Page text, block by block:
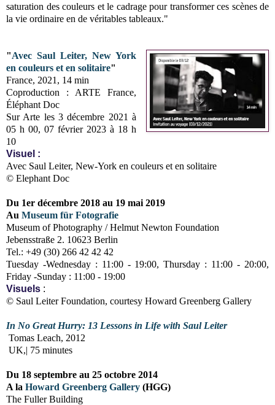
saturation des couleurs et le cadrage pour transformer ces scènes de
la vie ordinaire en de véritables tableaux."
"Avec Saul Leiter, New York
en couleurs et en solitaire"
France, 2021, 14 min
Coproduction : ARTE France,
Éléphant Doc
Sur Arte les 3 décembre 2021 à
05 h 00, 07 février 2023 à 18 h
10
Visuel :
Avec Saul Leiter, New-York en couleurs et en solitaire
© Elephant Doc
Du 1er décembre 2018 au 19 mai 2019
Au Museum für Fotografie
Museum of Photography / Helmut Newton Foundation
Jebensstraße 2. 10623 Berlin
Tel.: +49 (30) 266 42 42 42
Tuesday -Wednesday : 11:00 - 19:00, Thursday : 11:00 - 20:00,
Friday -Sunday : 11:00 - 19:00
Visuels :
© Saul Leiter Foundation, courtesy Howard Greenberg Gallery
In No Great Hurry: 13 Lessons in Life with Saul Leiter
Tomas Leach, 2012
UK,| 75 minutes
Du 18 septembre au 25 octobre 2014
A la Howard Greenberg Gallery (HGG)
The Fuller Building